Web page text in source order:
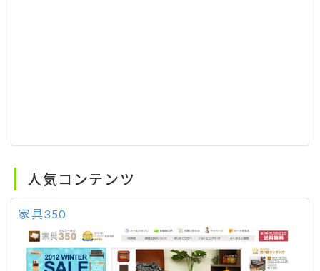
人気コンテンツ
家具350